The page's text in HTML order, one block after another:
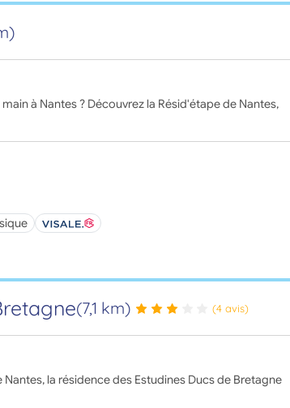
à Nantes ? Découvrez la Résid'étape de Nantes,
(7,1 km) (4 avis)
la résidence des Estudines Ducs de Bretagne